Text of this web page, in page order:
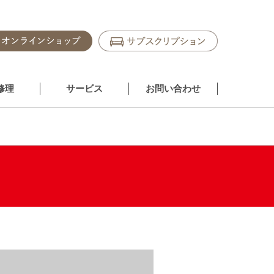
理 サービス お問い合わせ